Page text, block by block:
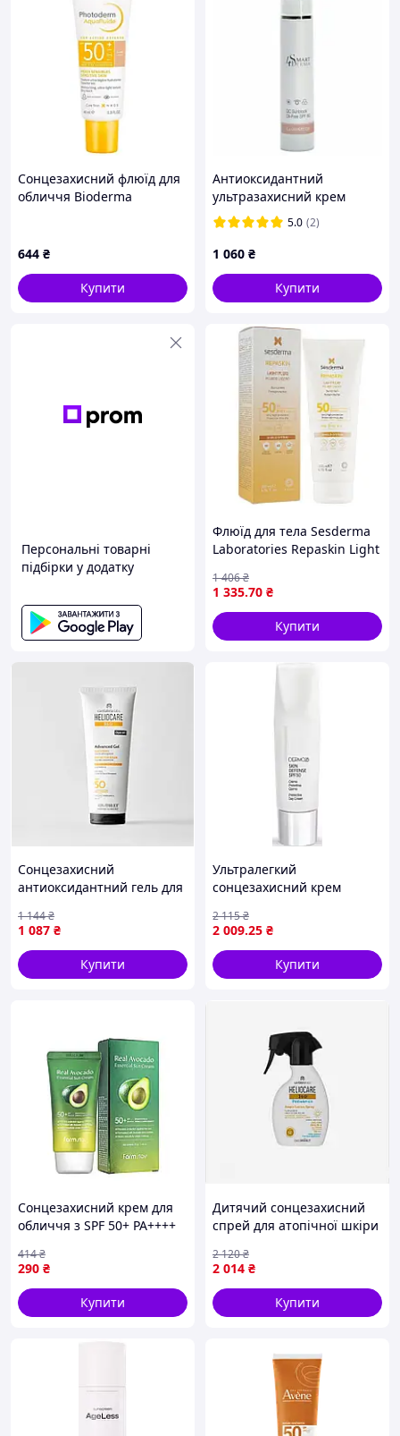
Сонцезахисний флюїд для
обличчя Bioderma
644 ₴
Купити
Антиоксидантний
ультразахисний крем
Illumination QC Sunblock
Oil-Free SPF 80
5.0 (2)
1 060 ₴
Купити
Персональні товарні
підбірки у додатку
Флюїд для тела Sesderma
Laboratories Repaskin Light
50 200 мл
1 335.70 ₴
1 406₴
Купити
Сонцезахисний
антиоксидантний гель для
HELIOCARE 360 ADVANCED
GEL SPF 50+, 250 мл
1 087 ₴
1 144₴
Купити
Ультралегкий
сонцезахисний крем
Defense SPF50 30 мл
2 009.25 ₴
2 115₴
Купити
Сонцезахисний крем для
обличчя з SPF 50+ PA++++
мл
290 ₴
414₴
Купити
Дитячий сонцезахисний
спрей для атопічної шкіри
360º PEDIATRICS ATOPIC
LOTION SPRAY SPF 50 250
мл
2 014 ₴
2 120₴
Купити